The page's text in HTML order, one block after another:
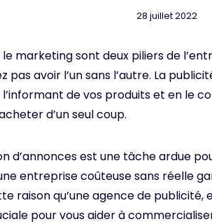
28 juillet 2022
marketing sont deux piliers de
pas avoir l’un sans l’autre. La
de vos produits et en le
d’un seul coup.
d’annonces est une tâche ardue
entreprise coûteuse sans réelle
raison qu’une agence de
pour vous aider à